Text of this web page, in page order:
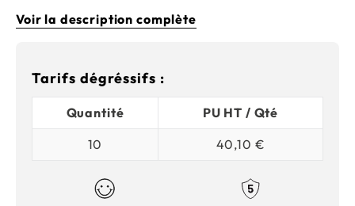
Voir la description complète
Tarifs dégréssifs :
Quantité
PU HT / Qté
10
40,10 €